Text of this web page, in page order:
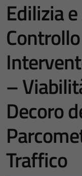
Edilizia
–
Decoro
Traffico